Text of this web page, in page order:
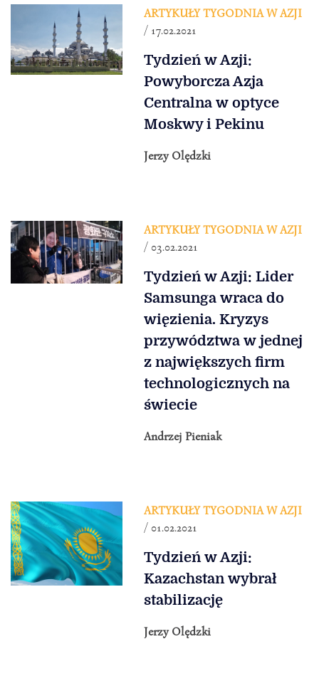
ARTYKUŁY TYGODNIA W AZJI
/ 17.02.2021
Tydzień w Azji:
Powyborcza Azja
Centralna w optyce
Moskwy i Pekinu
Jerzy Olędzki
ARTYKUŁY TYGODNIA W AZJI
/ 03.02.2021
Tydzień w Azji: Lider
Samsunga wraca do
więzienia. Kryzys
przywództwa w jednej
z największych firm
technologicznych na
świecie
Andrzej Pieniak
ARTYKUŁY TYGODNIA W AZJI
/ 01.02.2021
Tydzień w Azji:
Kazachstan wybrał
stabilizację
Jerzy Olędzki